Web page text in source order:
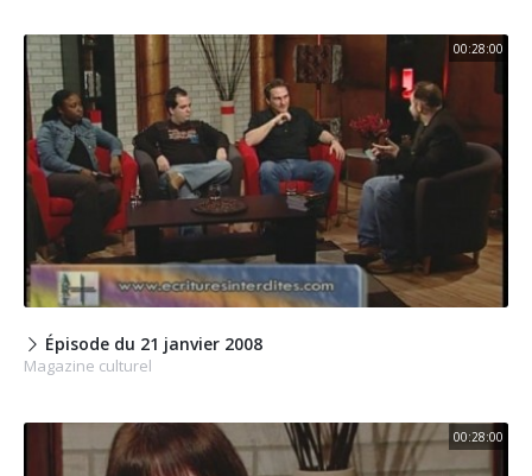
00:28:00
Épisode du 21 janvier 2008
Magazine culturel
00:28:00